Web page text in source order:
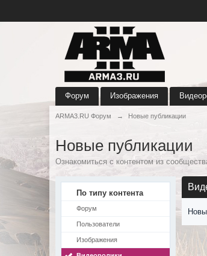
Форум Изображения
ARMA3.RU Форум → Новые публикации
Новые публикации
Ознакомиться с контентом из
По типу контента
Форум
Пользователи
Изображения